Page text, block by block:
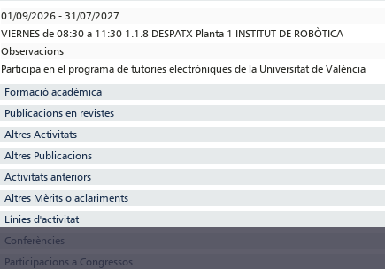
01/09/2026 - 31/07/2027
VIERNES de 08:30 a 11:30 1.1.8 DESPATX Planta 1 INSTITUT DE ROBÒTICA
Observacions
Participa en el programa de tutories electròniques de la Universitat de València
Formació acadèmica
Publicacions en revistes
Altres Activitats
Altres Publicacions
Activitats anteriors
Altres Mèrits o aclariments
Línies d'activitat
Conferències
Participacions a Congressos